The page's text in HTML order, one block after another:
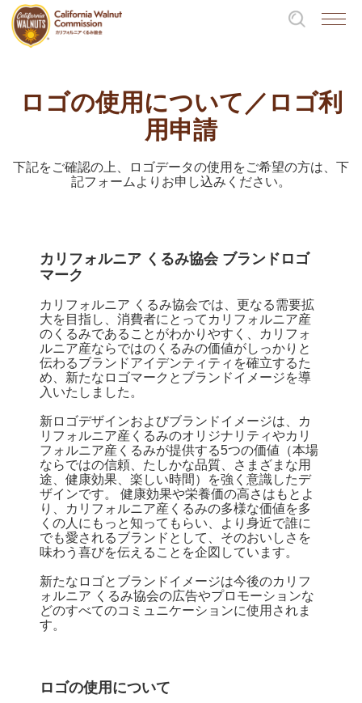
ロゴの使用について／ロゴ利
用申請
下記をご確認の上、ロゴデータの使用をご希望の方は、下
記フォームよりお申し込みください。
カリフォルニア くるみ協会 ブランドロゴ
マーク
カリフォルニア くるみ協会では、更なる需要拡
大を目指し、消費者にとってカリフォルニア産
のくるみであることがわかりやすく、カリフォ
ルニア産ならではのくるみの価値がしっかりと
伝わるブランドアイデンティティを確立するた
め、新たなロゴマークとブランドイメージを導
入いたしました。
新ロゴデザインおよびブランドイメージは、カ
リフォルニア産くるみのオリジナリティやカリ
フォルニア産くるみが提供する5つの価値（本場
ならではの信頼、たしかな品質、さまざまな用
途、健康効果、楽しい時間）を強く意識したデ
ザインです。 健康効果や栄養価の高さはもとよ
り、カリフォルニア産くるみの多様な価値を多
くの人にもっと知ってもらい、より身近で誰に
でも愛されるブランドとして、そのおいしさを
味わう喜びを伝えることを企図しています。
新たなロゴとブランドイメージは今後のカリフ
ォルニア くるみ協会の広告やプロモーションな
どのすべてのコミュニケーションに使用されま
す。
ロゴの使用について